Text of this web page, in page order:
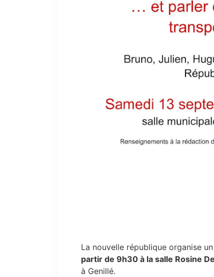
La nouvelle république organise un
partir de 9h30 à la salle Rosine
à Genillé.